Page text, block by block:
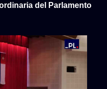
del Parlamento